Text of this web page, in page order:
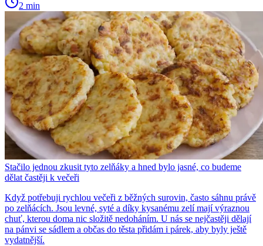
2 min
Stačilo jednou zkusit tyto zelňáky a hned bylo jasné, co budeme
dělat častěji k večeři
Když potřebuji rychlou večeři z běžných surovin, často sáhnu právě
po zelňácích. Jsou levné, syté a díky kysanému zelí mají výraznou
chuť, kterou doma nic složitě nedoháním. U nás se nejčastěji dělají
na pánvi se sádlem a občas do těsta přidám i párek, aby byly ještě
vydatnější.